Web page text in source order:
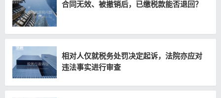
合同无效、被撤销后，已缴税款能否退回？
相对人仅就税务处罚决定起诉，法院亦应对
违法事实进行审查